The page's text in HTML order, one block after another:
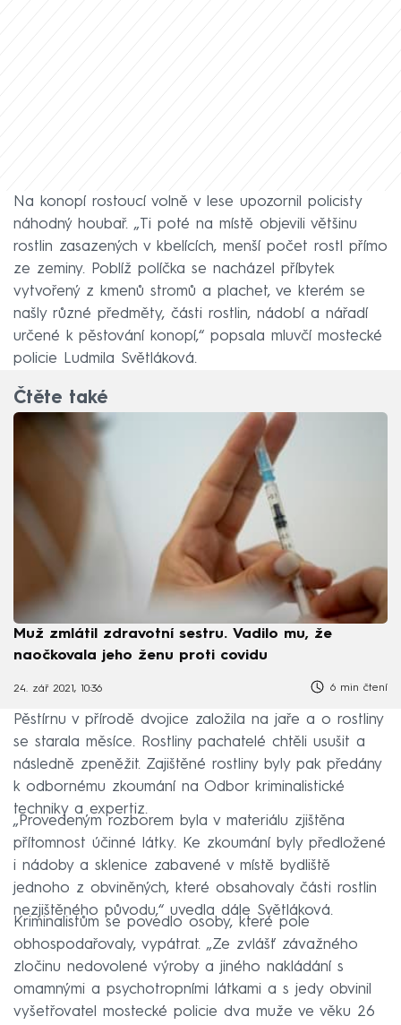
Na konopí rostoucí volně v lese upozornil policisty
náhodný houbař. „Ti poté na místě objevili většinu
rostlin zasazených v kbelících, menší počet rostl přímo
ze zeminy. Poblíž políčka se nacházel příbytek
vytvořený z kmenů stromů a plachet, ve kterém se
našly různé předměty, části rostlin, nádobí a nářadí
určené k pěstování konopí,“ popsala mluvčí mostecké
policie Ludmila Světláková.
Čtěte také
Muž zmlátil zdravotní sestru. Vadilo mu, že
naočkovala jeho ženu proti covidu
24. zář 2021, 10:36 6 min čtení
Pěstírnu v přírodě dvojice založila na jaře a o rostliny
se starala měsíce. Rostliny pachatelé chtěli usušit a
následně zpeněžit. Zajištěné rostliny byly pak předány
k odbornému zkoumání na Odbor kriminalistické
techniky a expertiz.
„Provedeným rozborem byla v materiálu zjištěna
přítomnost účinné látky. Ke zkoumání byly předložené
i nádoby a sklenice zabavené v místě bydliště
jednoho z obviněných, které obsahovaly části rostlin
nezjištěného původu,“ uvedla dále Světláková.
Kriminalistům se povedlo osoby, které pole
obhospodařovaly, vypátrat. „Ze zvlášť závažného
zločinu nedovolené výroby a jiného nakládání s
omamnými a psychotropními látkami a s jedy obvinil
vyšetřovatel mostecké policie dva muže ve věku 26